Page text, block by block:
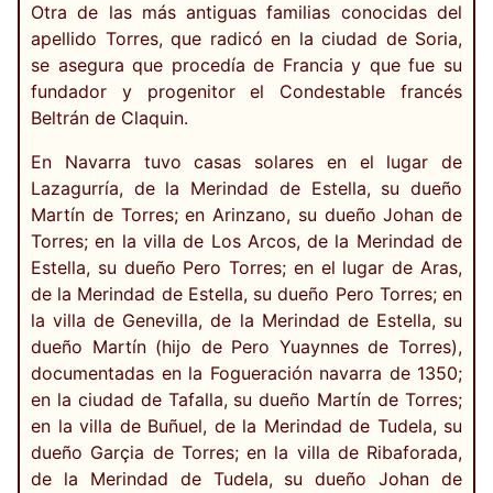
Otra de las más antiguas familias conocidas del
apellido Torres, que radicó en la ciudad de Soria,
se asegura que procedía de Francia y que fue su
fundador y progenitor el Condestable francés
Beltrán de Claquin.
En Navarra tuvo casas solares en el lugar de
Lazagurría, de la Merindad de Estella, su dueño
Martín de Torres; en Arinzano, su dueño Johan de
Torres; en la villa de Los Arcos, de la Merindad de
Estella, su dueño Pero Torres; en el lugar de Aras,
de la Merindad de Estella, su dueño Pero Torres; en
la villa de Genevilla, de la Merindad de Estella, su
dueño Martín (hijo de Pero Yuaynnes de Torres),
documentadas en la Fogueración navarra de 1350;
en la ciudad de Tafalla, su dueño Martín de Torres;
en la villa de Buñuel, de la Merindad de Tudela, su
dueño Garçia de Torres; en la villa de Ribaforada,
de la Merindad de Tudela, su dueño Johan de